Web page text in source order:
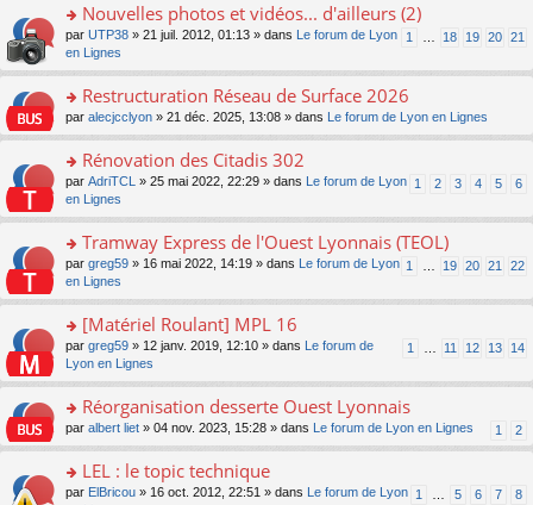
s
ré
c
e
nt
lu
pl
s
ré
c
e
g
e
n
o
n
lu
u
s
ré
c
e
er
le
m
e
s
s
e
n
o
n
lu
pl
ré
c
nt
o
n
s
er
le
m
e
s
s
e
n
o
n
lu
pl
ré
c
e
Nouvelles photos et vidéos... d'ailleurs (2)
1 18 19 20 21
par UTP38 » 21 juil. 2012, 01:13 » dans
Le forum de Lyon
en Lignes
o
n
ult
er
le
m
e
s
s
e
n
o
n
lu
pl
s
ré
Restructuration Réseau de Surface 2026
par alecjcclyon » 21 déc. 2025, 13:08 » dans Le forum de Lyon en Lignes
o
n
s
er
le
m
e
s
s
a
n
o
n
lu
Rénovation des Citadis 302
1 2 3 4 5 6
par AdriTCL » 25 mai 2022, 22:29 » dans
Le forum de Lyon
en Lignes
o
n
s
er
le
m
e
s
s
e
n
Tramway Express de l'Ouest Lyonnais (TEOL)
1 19 20 21 22
par greg59 » 16 mai 2022, 14:19 » dans
Le forum de Lyon
en Lignes
o
s
er
le
m
e
s
[Matériel Roulant] MPL 16
1 11 12 13 14
par greg59 » 12 janv. 2019, 12:10 » dans
Le forum de
Lyon en Lignes
o
n
ult
er
Réorganisation desserte Ouest Lyonnais
1 2
par albert liet » 04 nov. 2023, 15:28 » dans Le forum de Lyon en Lignes
o
LEL : le topic technique
1 5 6 7 8
par ElBricou » 16 oct. 2012, 22:51 » dans
Le forum de Lyon